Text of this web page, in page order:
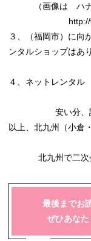
（画像は ハ
３、（福岡市）に
ンタルショップはあ
４、ネットレンタ
安い分
以上、北九州（小倉
北九州で二次
最後までお
ぜひあな